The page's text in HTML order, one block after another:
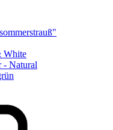
White
- Natural